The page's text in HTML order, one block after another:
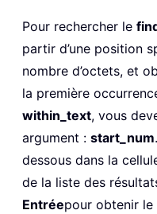
Pour rechercher le
partir d’une position
nombre d’octets, et
la première
within_text, vous
argument : start_num
dessous dans la
de la liste des
Entréepour obtenir le